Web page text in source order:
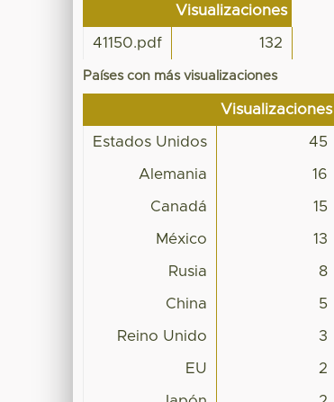
Visualizaciones
41150.pdf 132
Países con más visualizaciones
Visualizaciones
Estados Unidos 45
Alemania 16
Canadá 15
México 13
Rusia 8
China 5
Reino Unido 3
EU 2